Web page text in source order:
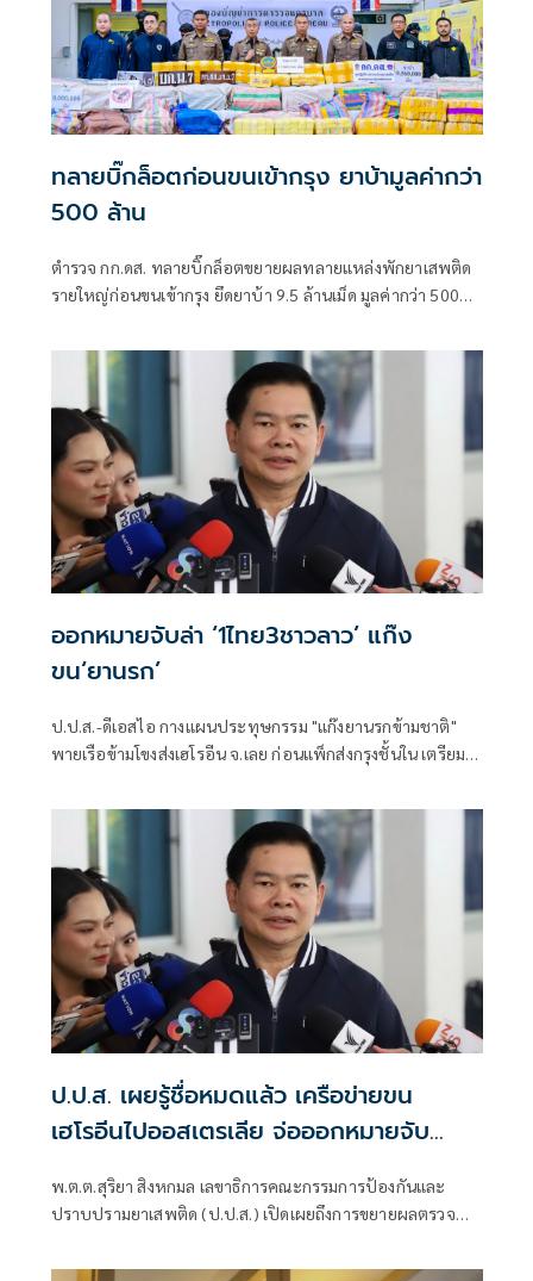
ทลายบิ๊กล็อตก่อนขนเข้ากรุง ยาบ้ามูลค่ากว่า
500 ล้าน
ตำรวจ กก.ดส. ทลายบิ๊กล็อตขยายผลทลายแหล่งพักยาเสพติด
รายใหญ่ก่อนขนเข้ากรุง ยึดยาบ้า 9.5 ล้านเม็ด มูลค่ากว่า 500
ออกหมายจับล่า ‘1ไทย3ชาวลาว’ แก๊ง
ขน‘ยานรก’
ป.ป.ส.-ดีเอสไอ กางแผนประทุษกรรม "แก๊งยานรกข้ามชาติ"
พายเรือข้ามโขงส่งเฮโรอีน จ.เลย ก่อนแพ็กส่งกรุงชั้นใน เตรียมส่ง
"ชายไทยกิ๊กเมียลาว" ร่วมทีมขน ส่วนอีก 3 ชายลาวหนีกบดาน
ฝั่งเพื่อนบ้าน "เลขาฯ สุริยา" ลั่นบี้ "Mastermind" ตัวการใหญ่
พร้อมเตือนพวก "รับหิ้วของ" ปัดไม่รู้ก็ไม่รอด
ป.ป.ส. เผยรู้ชื่อหมดแล้ว เครือข่ายขน
เฮโรอีนไปออสเตรเลีย จ่อออกหมายจับ
พ.ต.ต.สุริยา สิงหกมล เลขาธิการคณะกรรมการป้องกันและ
ปราบปรามยาเสพติด (ป.ป.ส.) เปิดเผยถึงการขยายผลตรวจ
กรณีของ น.ส.มีนา พนักงานต้อนรับบนเครื่องบิน บริษัท